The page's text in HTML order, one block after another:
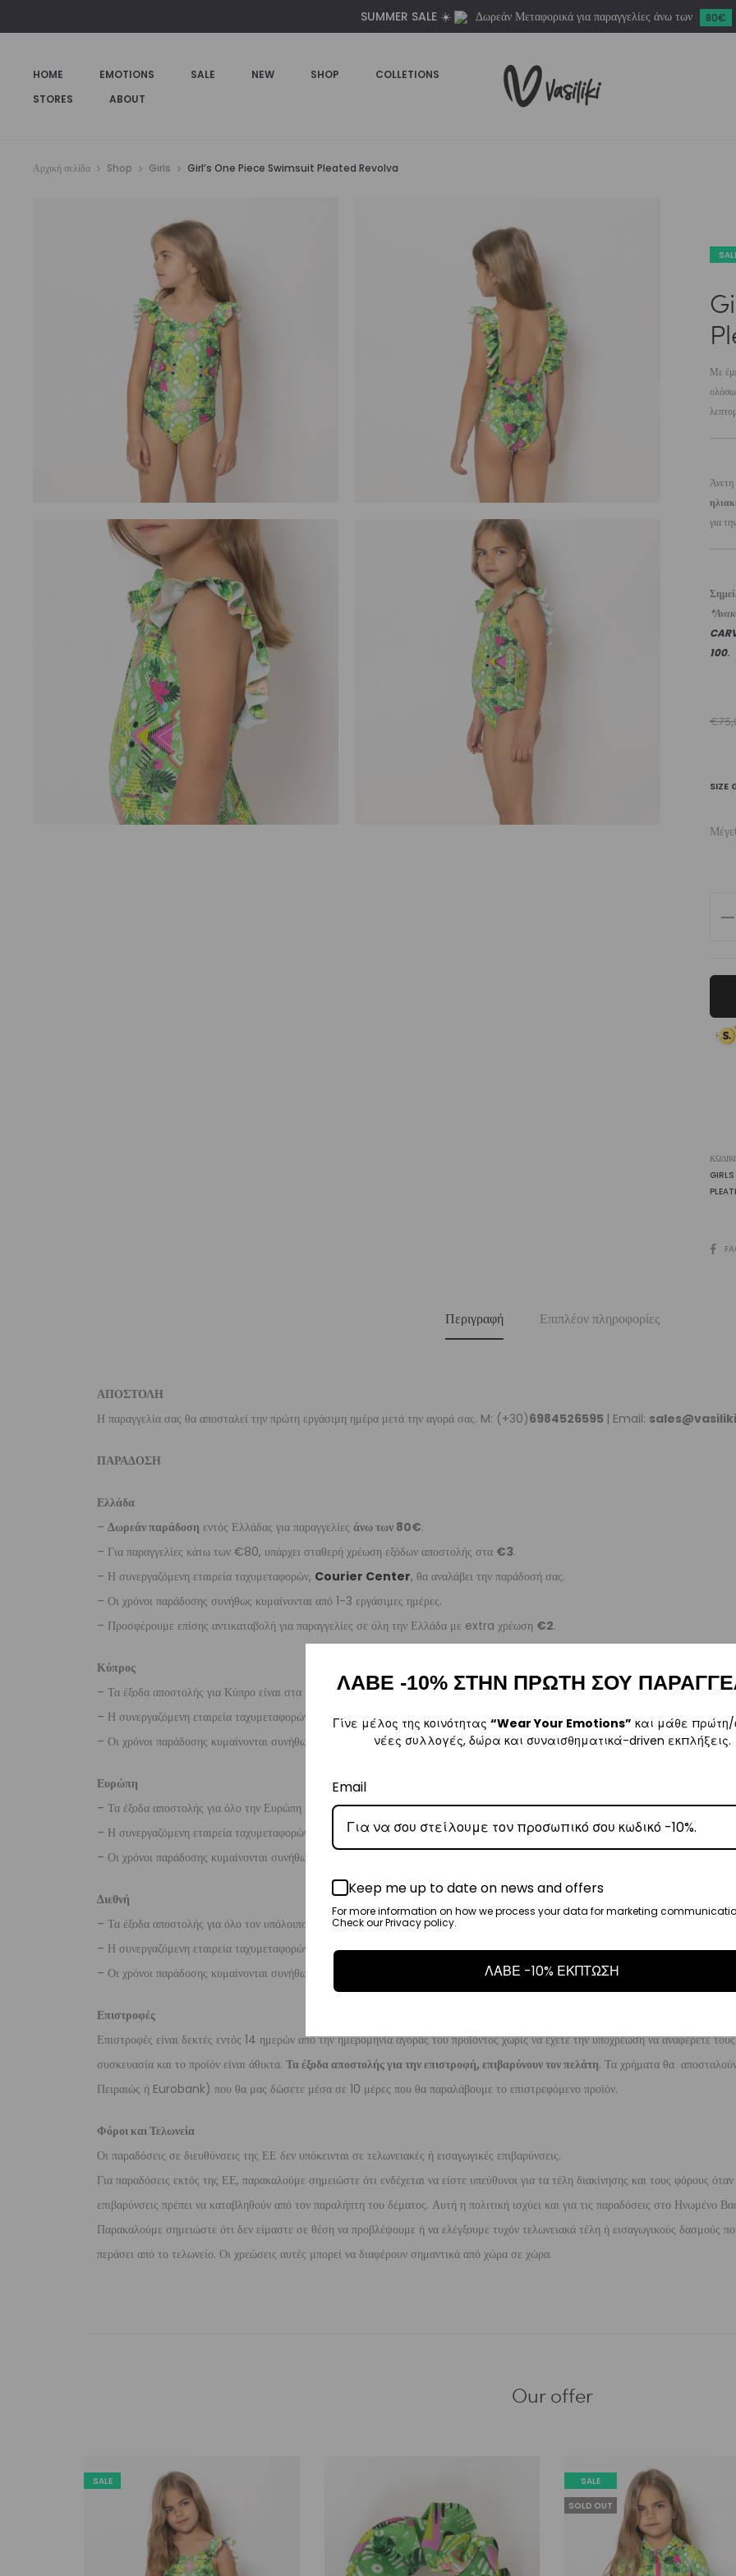
SUMMER SALE ☀️ Δωρεάν Μεταφορικά για παραγγελίες άνω των 80€
HOME EMOTIONS SALE NEW SHOP
COLLETIONS
STORES
ABOUT
Αρχική σελίδα Shop Girls Girl’s One Piece Swimsuit Pleated Revolva
Με
για
100.
€
SIZE
SHARE
Περιγραφή Επιπλέον πληροφορίες
ΑΠΟΣΤΟΛΗ
Η παραγγελία σας θα αποσταλεί την πρώτη εργάσιμη ημέρα μετά την αγορά σας. M: (+30)6984526595 | Email:
ΠΑΡΑΔΟΣΗ
Ελλάδα
– Δωρεάν παράδοση εντός Ελλάδας για παραγγελίες άνω των 80€.
– Για παραγγελίες κάτω των €80, υπάρχει σταθερή χρέωση εξόδων αποστολής στα €3.
– Η συνεργαζόμενη εταιρεία ταχυμεταφορών, Courier Center, θα αναλάβει την παράδοσή σας.
– Οι χρόνοι παράδοσης συνήθως κυμαίνονται από 1-3 εργάσιμες ημέρες.
– Προσφέρουμε επίσης αντικαταβολή για παραγγελίες σε όλη την Ελλάδα με extra χρέωση €2.
Κύπρος
– Τα έξοδα αποστολής για Κύπρο είναι στα
– Η συνεργαζόμενη εταιρεία ταχυμεταφορών,
Aramex, θα αναλάβει την παράδοσή σας.
– Οι χρόνοι παράδοσης κυμαίνονται συνήθως από 2-7 εργάσιμες ημέρες.
Ευρώπη
– Τα έξοδα αποστολής για όλο την Ευρώπη είναι στα€25.
– Η συνεργαζόμενη εταιρεία ταχυμεταφορών,
, θα αναλάβει την παράδοσή σας.
– Οι χρόνοι παράδοσης κυμαίνονται συνήθως από 3-8 εργάσιμες ημέρες.
Διεθνή
– Τα έξοδα αποστολής για όλο τον υπόλοιπο κόσμο είναι στα€35.
– Η συνεργαζόμενη εταιρεία ταχυμεταφορών,
DHL, θα αναλάβει την παράδοσή σας.
– Οι χρόνοι παράδοσης κυμαίνονται συνήθως από 3-10 εργάσιμες ημέρες.
Επιστροφές
Επιστροφές είναι δεκτές εντός 14 ημερών από την ημερομηνία αγοράς του προϊόντος χωρίς να έχετε την υποχρέωση να αναφέρετε
συσκευασία και το προϊόν είναι άθικτα. Τα έξοδα αποστολής για την επιστροφή, επιβαρύνουν τον πελάτη. Τα χρήματα θα
Πειραιώς ή Eurobank) που θα μας δώσετε μέσα σε 10 μέρες που θα παραλάβουμε το επιστρεφόμενο προϊόν.
Φόροι και Τελωνεία
Οι παραδόσεις σε διευθύνσεις της ΕΕ δεν υπόκεινται σε τελωνειακές ή εισαγωγικές επιβαρύνσεις.
Για παραδόσεις εκτός της ΕΕ, παρακαλούμε σημειώστε ότι ενδέχεται να είστε υπεύθυνοι για τα τέλη διακίνησης και τους φόρους
επιβαρύνσεις πρέπει να καταβληθούν από τον παραλήπτη του δέματος. Αυτή η πολιτική ισχύει και για τις παραδόσεις στο Ηνωμένο
Παρακαλούμε σημειώστε ότι δεν είμαστε σε θέση να προβλέψουμε ή να ελέγξουμε τυχόν τελωνειακά τέλη ή εισαγωγικούς δασμούς
περάσει από το τελωνείο. Οι χρεώσεις αυτές μπορεί να διαφέρουν σημαντικά από χώρα σε χώρα.
€49,00.
Revolva
Our offer
SALE
SALE
SOLD OUT
ΛΑΒΕ -10% ΣΤΗΝ ΠΡΩΤΗ ΣΟΥ
Γίνε μέλος της κοινότητας “Wear Your Emotions” και μάθε πρώτη/
νέες συλλογές, δώρα και συναισθηματικά-driven εκπλήξεις.
Email
Keep me up to date on news and offers
For more information on how we process your data for marketing
Check our Privacy policy.
ΛΑΒΕ -10% ΕΚΠΤΩΣΗ